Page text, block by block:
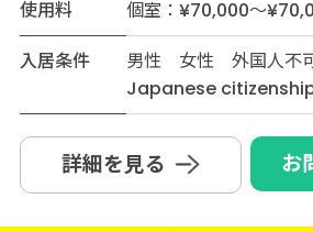
使用料
個室：¥70,000～
入居条件
男性 女性 外国人不
Japanese
詳細を見る お